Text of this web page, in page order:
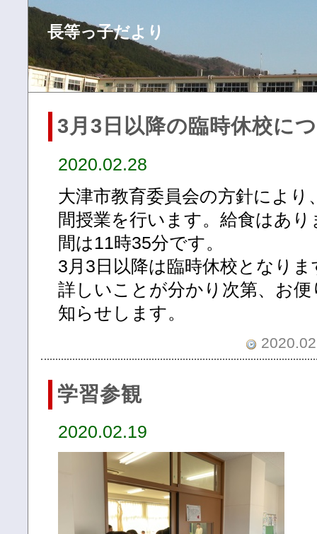
長等っ子だより
3月3日以降の臨時休校に
2020.02.28
大津市教育委員会の方針により
間授業を行います。給食はあ
間は11時35分です。
3月3日以降は臨時休校となりま
詳しいことが分かり次第、お
知らせします。
学習参観
2020.02.19